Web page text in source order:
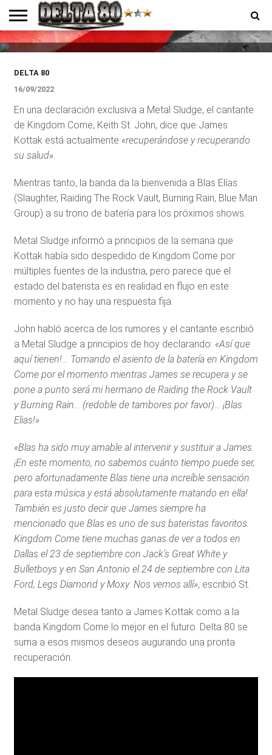
ENTREVISTAS
PREMIOS
PRODUCCIONES
PROGRAMACION
CONTACTO
HOMEPAGE
Kottak en shows de Kingdom
Come
DELTA 80
16/09/2022
En una declaración exclusiva a Metal Sludge, el cantante
de Kingdom Come, Keith St. John, dice que James
Kottak está actualmente «recuperándose y recuperando
su salud».
Mientras tanto, la banda da la bienvenida a Blas Elías
(Slaughter, Raiding The Rock Vault, Burning Rain, Blue Man
Group) a su trono de batería para los próximos shows.
Metal Sludge informó a principios de la semana que
Kottak había sido despedido de Kingdom Come por
múltiples fuentes de la industria, pero parece que el
estado del baterista es en realidad en flujo en este
momento y no hay una respuesta fija.
John habló acerca de los rumores y el cantante escribió
a Metal Sludge a principios de hoy declarando: «Así que
aquí tienen!… Tomando el asiento de la batería en Kingdom
Come por el momento mientras James se recupera y se
pone a punto será mi hermano de Raiding the Rock Vault
y Burning Rain… (redoble de tambores por favor)… ¡Blas
Elias!»
«Blas ha sido muy amable al intervenir y sustituir a James.
¡En este momento, no sabemos cuánto tiempo puede ser,
pero afortunadamente Blas tiene una increíble sensación
para esta música y está absolutamente matando en ella!
También es justo decir que James siempre ha
mencionado que Blas es uno de sus bateristas favoritos.
Kingdom Come tiene muchas ganas de ver a todos en
Dallas el 23 de septiembre con Jack’s Great White y
Bulletboys y en San Antonio el 24 de septiembre con Lita
Ford, Legs Diamond y Moxy. Nos vemos allí», escribió St.
Metal Sludge desea tanto a James Kottak como a la
banda Kingdom Come lo mejor en el futuro. Delta 80 se
suma a esos mismos deseos augurando una pronta
recuperación.